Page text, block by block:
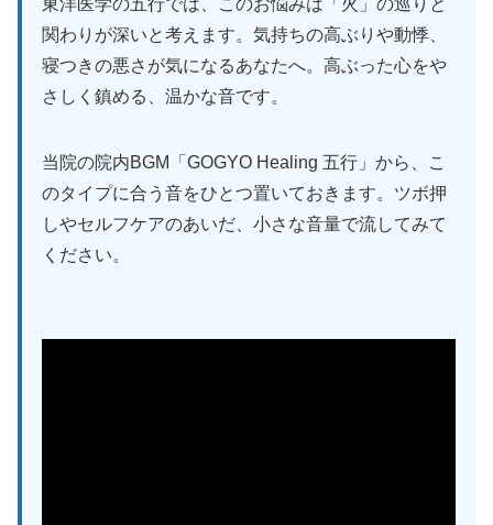
東洋医学の五行では、このお悩みは「火」の巡りと
関わりが深いと考えます。気持ちの高ぶりや動悸、
寝つきの悪さが気になるあなたへ。高ぶった心をや
さしく鎮める、温かな音です。
当院の院内BGM「GOGYO Healing 五行」から、こ
のタイプに合う音をひとつ置いておきます。ツボ押
しやセルフケアのあいだ、小さな音量で流してみて
ください。